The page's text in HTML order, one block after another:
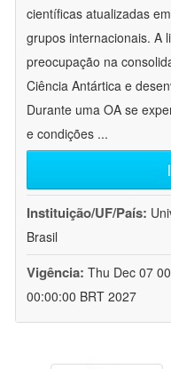
científicas atualizadas
grupos internacionais. A
preocupação na
Ciência Antártica e
Durante uma OA se
e condições ...
Instituição/UF/País:
Brasil
Vigência: Thu Dec 07
00:00:00 BRT 2027